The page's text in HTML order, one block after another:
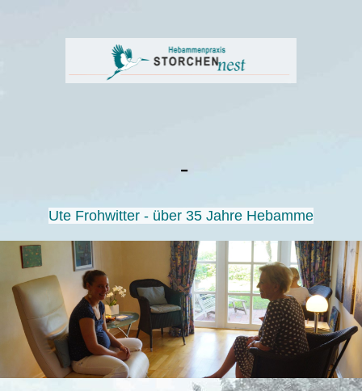
-
Ute Frohwitter - über 35 Jahre Hebamme